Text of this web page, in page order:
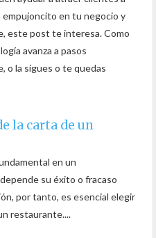
en tu negocio y
este post te interesa. Como
avanza a pasos
o la sigues o te quedas
la carta de un
en un
su éxito o fracaso
por tanto, es esencial elegir
restaurante....